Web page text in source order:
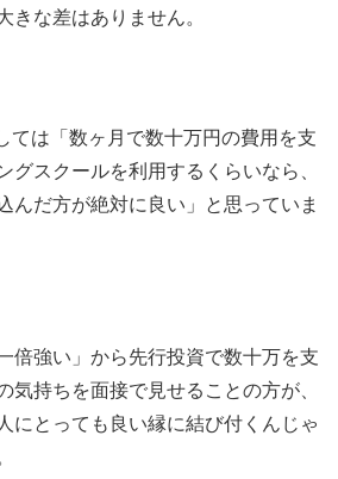
きな差はありません。
ては「数ヶ月で数十万円の費用を支
グスクールを利用するくらいなら、
んだ方が絶対に良い」と思っていま
倍強い」から先行投資で数十万を支
気持ちを面接で見せることの方が、
にとっても良い縁に結び付くんじゃ